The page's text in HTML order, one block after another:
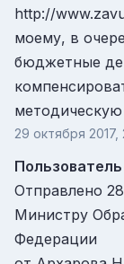
http://
моему, в
бюджетные
методическую
29 октября 2017,
Пользователь
Отправлено
Министру
Федерации